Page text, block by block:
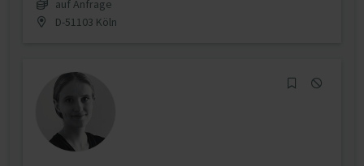
auf Anfrage
D-51103 Köln